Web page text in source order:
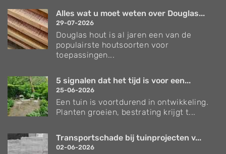
Alles wat u moet weten over Douglas...
29-07-2026
Douglas hout is al jaren een van de
populairste houtsoorten voor
toepassingen...
5 signalen dat het tijd is voor een...
25-06-2026
Een tuin is voortdurend in ontwikkeling.
Planten groeien, bestrating krijgt t...
Transportschade bij tuinprojecten v...
02-06-2026